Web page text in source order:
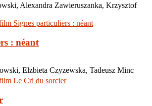
Alexandra Zawieruszanka, Krzysztof
: néant
Elzbieta Czyzewska, Tadeusz Minc